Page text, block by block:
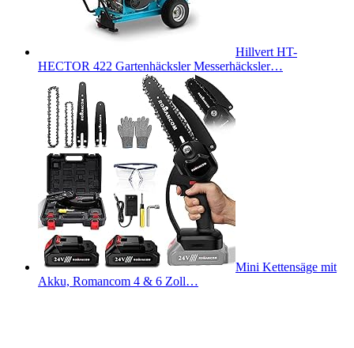
Hillvert HT-
HECTOR 422 Gartenhäcksler Messerhäcksler…
Mini Kettensäge mit
Akku, Romancom 4 & 6 Zoll…